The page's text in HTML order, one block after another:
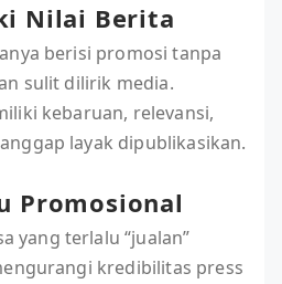
Nilai Berita
berisi promosi tanpa
sulit dilirik media.
kebaruan, relevansi,
layak dipublikasikan.
Promosional
yang terlalu “jualan”
kredibilitas press